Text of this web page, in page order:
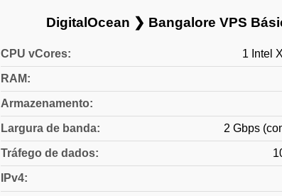
DigitalOcean ❯ Bangalore VPS
CPU vCores: 1 Intel
RAM:
Armazenamento:
Largura de banda: 2 Gbps
Tráfego de dados:
IPv4: